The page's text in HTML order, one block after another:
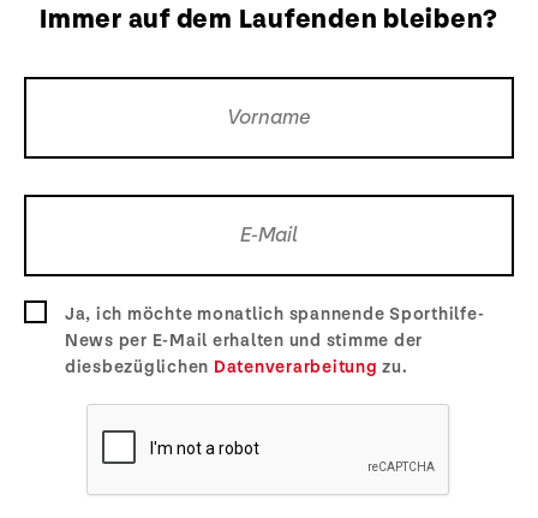
Immer auf dem Laufenden bleiben?
Ja, ich möchte monatlich spannende Sporthilfe-
News per E-Mail erhalten und stimme der
diesbezüglichen Datenverarbeitung zu.